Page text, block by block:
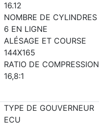
16.12
NOMBRE DE CYLINDRES
6 EN LIGNE
ALÉSAGE ET COURSE
144X165
RATIO DE COMPRESSION
16,8:1
TYPE DE GOUVERNEUR
ECU